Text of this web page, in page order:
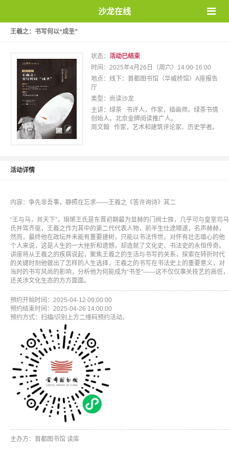
沙龙在线
王羲之：书写何以“成圣”
状态： 活动已结束
时间：2025年4月26日（周六）14:00-16:00
地点：线下：首都图书馆（华威桥馆）A座报告
厅
类型：尚读沙龙
主讲：绿茶 书评人，作家，插画师。绿茶书情
创始人。北京金牌阅读推广人。
周文翰 作家，艺术和建筑评论家、历史学者。
活动详情
内容：争先非吾事，静照在忘求——王羲之《答许询诗》其二
“王与马，共天下”，琅琊王氏是东晋初期最为显赫的门阀士族，几乎可与皇室司马
氏并驾齐驱，王羲之作为其中的第二代代表人物，前半生仕途顺遂，名声赫赫，
然而，最终他在政坛并未能有重要建树，只能以书法传世。对怀有壮志雄心的他
个人来说，这是人生的一大挫折和遗憾，却造就了文化史、书法史的永恒传奇。
讲座将从王羲之的疾病说起，聚焦王羲之的生活与书写的关系，探索在转折时代
的关键时刻他做出了怎样的人生选择，王羲之的书写在书法史上的重要意义，对
当时的书写风尚的影响，分析他为何能成为“书圣”——这不仅仅事关技艺的高低，
还关涉文化生态的方方面面。
预约开始时间：2025-04-12 09:00:00
预约结束时间：2025-04-26 14:00:00
预约方式：扫描/识别上方二维码预约活动。
主办方：首都图书馆 读库